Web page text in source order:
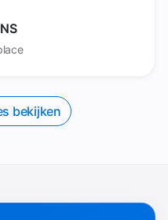
bekijken